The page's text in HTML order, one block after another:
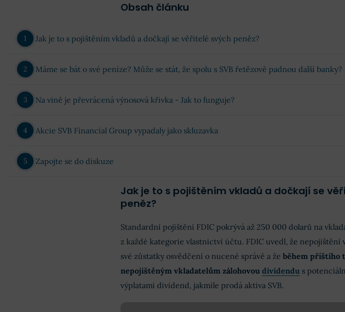
Obsah článku
Jak je to s pojištěním vkladů a dočkají se věřitelé svých peněz?
Máme se bát o své peníze? Může se stát, že spolu s SVB řetězově padnou další banky?
Na vině je převrácená výnosová křivka - Jak to funguje?
Akcie SVB Financial Group vypadaly jako skluzavka
Zapojte se do diskuze
Jak je to s pojištěním vkladů a dočkají se
peněz?
Standardní pojištění FDIC pokrývá až 250 000 dolarů na
z každé kategorie vlastnictví účtu. FDIC uvedl, že nepojištění
své zůstatky osvědčení o nucené správě a že během příštího
nepojištěným vkladatelům zálohovou dividendus
výplatami dividend, jakmile prodá aktiva SVB.